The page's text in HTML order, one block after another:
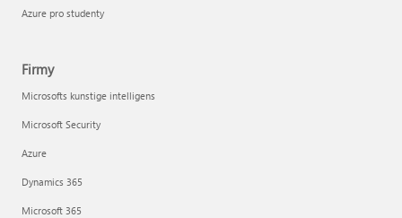
Azure pro studenty
Firmy
Microsofts kunstige intelligens
Microsoft Security
Azure
Dynamics 365
Microsoft 365